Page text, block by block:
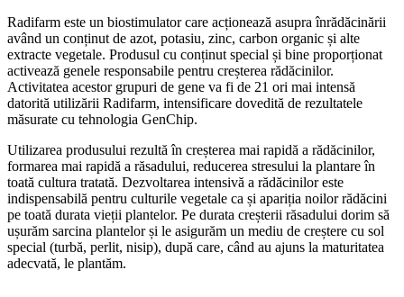
Radifarm este un biostimulator care acționează asupra înrădăcinării
având un conținut de azot, potasiu, zinc, carbon organic și alte
extracte vegetale. Produsul cu conținut special și bine proporționat
activează genele responsabile pentru creșterea rădăcinilor.
Activitatea acestor grupuri de gene va fi de 21 ori mai intensă
datorită utilizării Radifarm, intensificare dovedită de rezultatele
măsurate cu tehnologia GenChip.
Utilizarea produsului rezultă în creșterea mai rapidă a rădăcinilor,
formarea mai rapidă a răsadului, reducerea stresului la plantare în
toată cultura tratată. Dezvoltarea intensivă a rădăcinilor este
indispensabilă pentru culturile vegetale ca și apariția noilor rădăcini
pe toată durata vieții plantelor. Pe durata creșterii răsadului dorim să
ușurăm sarcina plantelor și le asigurăm un mediu de creștere cu sol
special (turbă, perlit, nisip), după care, când au ajuns la maturitatea
adecvată, le plantăm.